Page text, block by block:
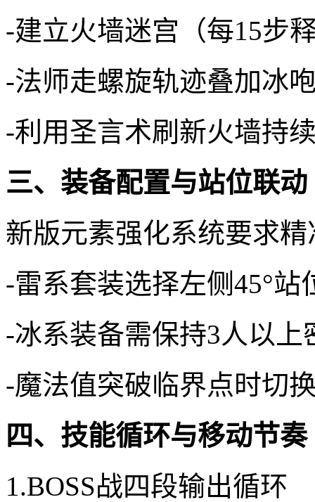
-建立火墙迷宫（每15步
-法师走螺旋轨迹叠加冰
-利用圣言术刷新火墙持
三、装备配置与站位联动
新版元素强化系统要求
-雷系套装选择左侧45°站
-冰系装备需保持3人以
-魔法值突破临界点时切
四、技能循环与移动节奏
1.BOSS战四段输出循环